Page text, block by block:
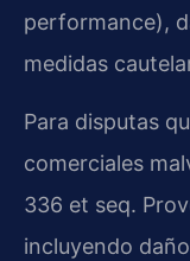
performance),
medidas
Para disputas
comerciales
336 et seq.
incluyendo